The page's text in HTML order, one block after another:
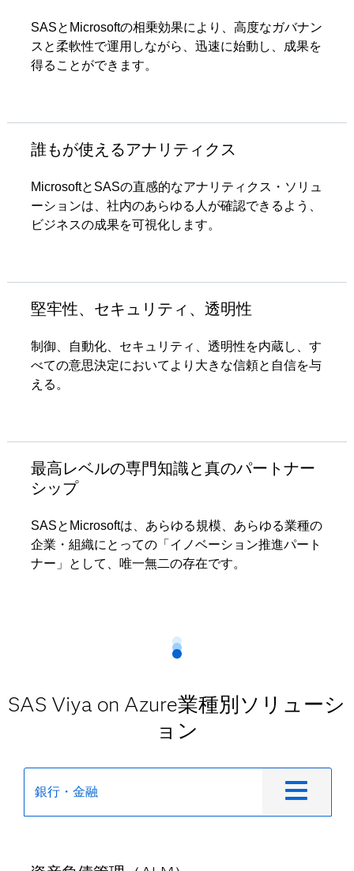
SASとMicrosoftの相乗効果により、高度なガバナン
スと柔軟性で運用しながら、迅速に始動し、成果を
得ることができます。​​
誰もが使えるアナリティクス
MicrosoftとSASの直感的なアナリティクス・ソリュ
ーションは、社内のあらゆる人が確認できるよう、
ビジネスの成果を可視化します。
堅牢性、セキュリティ、透明性
制御、自動化、セキュリティ、透明性を内蔵し、す
べての意思決定においてより大きな信頼と自信を与
える。
最高レベルの専門知識と真のパートナー
シップ
SASとMicrosoftは、あらゆる規模、あらゆる業種の
企業・組織にとっての「イノベーション推進パート
ナー」として、唯一無二の存在です。
SAS Viya on Azure業種別ソリューシ
ョン
銀行・金融